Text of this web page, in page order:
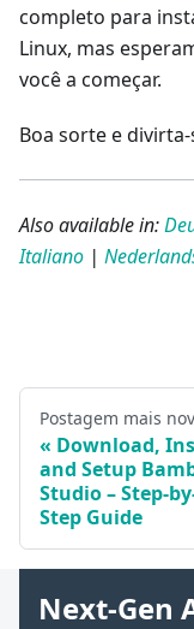
completo para
Linux, mas
você a começar.
Boa sorte e
Also available in:
Italiano |
Postagem mais
Download,
and Setup
Studio – Step-
Step Guide
Next-Gen